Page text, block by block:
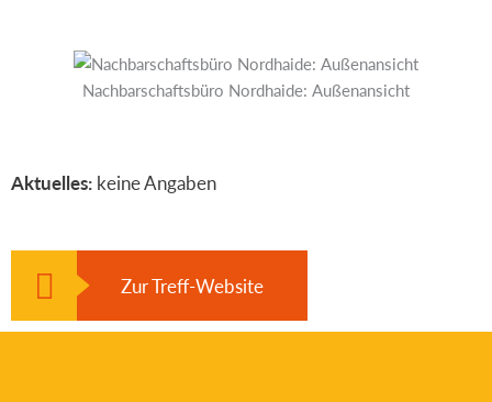
Nachbarschaftsbüro Nordhaide: Außenansicht
Aktuelles: keine Angaben
Zur Treff-Website